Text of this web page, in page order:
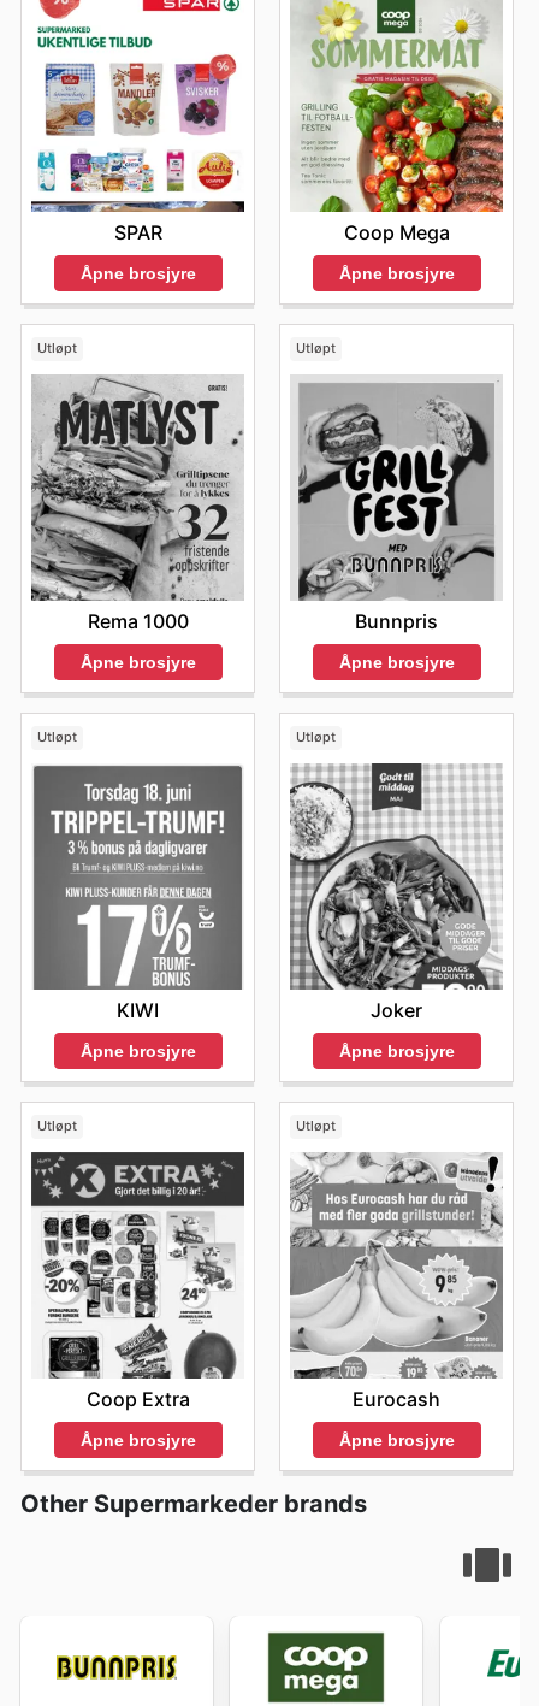
SPAR
Åpne brosjyre
Coop Mega
Åpne brosjyre
Utløpt
Rema 1000
Åpne brosjyre
Utløpt
Bunnpris
Åpne brosjyre
Utløpt
KIWI
Åpne brosjyre
Utløpt
Joker
Åpne brosjyre
Utløpt
Coop Extra
Åpne brosjyre
Utløpt
Eurocash
Åpne brosjyre
Other Supermarkeder brands